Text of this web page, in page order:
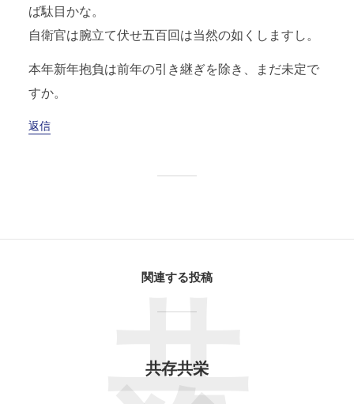
ば駄目かな。
自衛官は腕立て伏せ五百回は当然の如くしますし。
本年新年抱負は前年の引き継ぎを除き、まだ未定で
すか。
返信
関連する投稿
共存共栄